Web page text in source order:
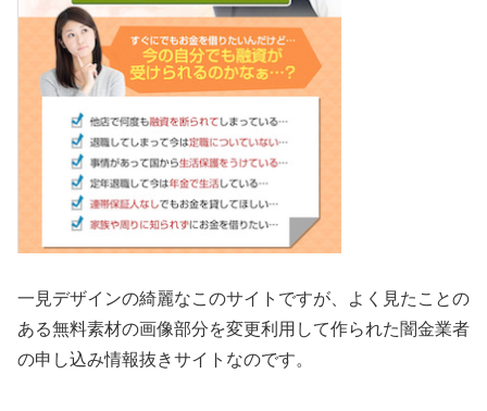
一見デザインの綺麗なこのサイトですが、よく見たことの
ある無料素材の画像部分を変更利用して作られた闇金業者
の申し込み情報抜きサイトなのです。